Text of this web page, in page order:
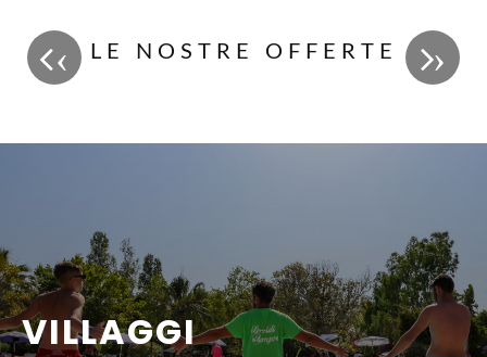
LE NOSTRE OFFERTE
Scopri di più
‹ ›
VILLAGGI